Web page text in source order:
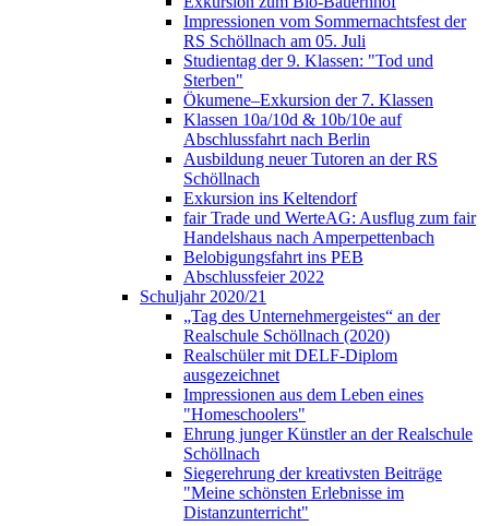
Impressionen vom Sommernachtsfest der
RS Schöllnach am 05. Juli
Studientag der 9. Klassen: "Tod und
Sterben"
Ökumene–Exkursion der 7. Klassen
Klassen 10a/10d & 10b/10e auf
Abschlussfahrt nach Berlin
Ausbildung neuer Tutoren an der RS
Schöllnach
Exkursion ins Keltendorf
fair Trade und WerteAG: Ausflug zum fair
Handelshaus nach Amperpettenbach
Belobigungsfahrt ins PEB
Abschlussfeier 2022
Schuljahr 2020/21
„Tag des Unternehmergeistes“ an der
Realschule Schöllnach (2020)
Realschüler mit DELF-Diplom
ausgezeichnet
Impressionen aus dem Leben eines
"Homeschoolers"
Ehrung junger Künstler an der Realschule
Schöllnach
Siegerehrung der kreativsten Beiträge
"Meine schönsten Erlebnisse im
Distanzunterricht"